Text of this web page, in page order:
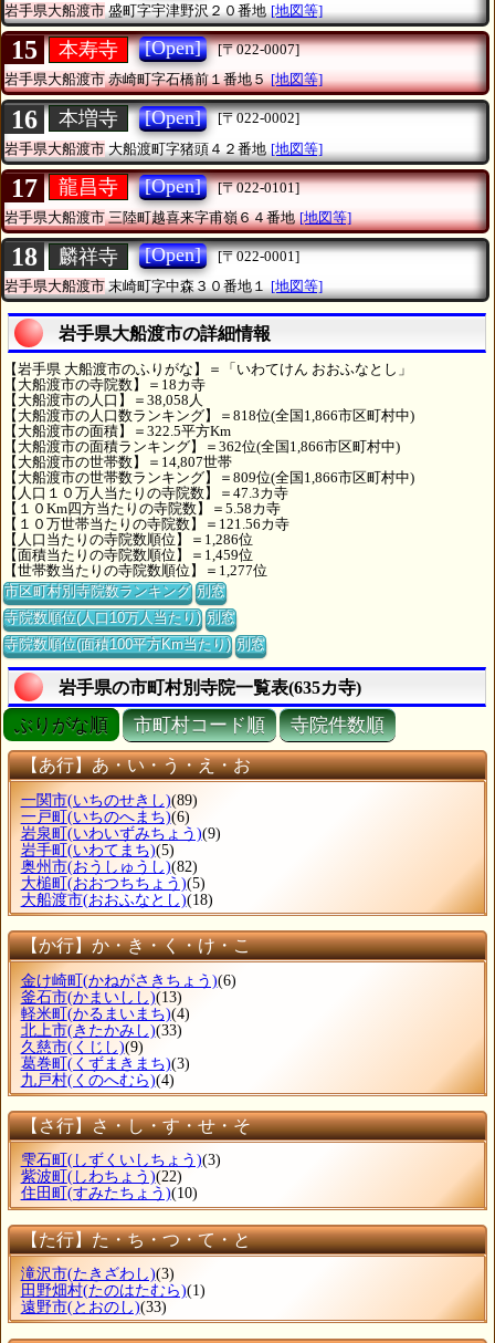
岩手県大船渡市 盛町字宇津野沢２０番地 [地図等]
15 本寿寺 [Open]
[〒022-0007]
岩手県大船渡市赤崎町字石橋前１番地５ [地図等]
16 本増寺 [Open]
[〒022-0002]
岩手県大船渡市 大船渡町字猪頭４２番地 [地図等]
17 龍昌寺 [Open]
[〒022-0101]
岩手県大船渡市三陸町越喜来字甫嶺６４番地 [地図等]
18 麟祥寺 [Open]
[〒022-0001]
岩手県大船渡市末崎町字中森３０番地１ [地図等]
岩手県大船渡市の詳細情報
【岩手県 大船渡市のふりがな】＝「いわてけん おおふなとし」
【大船渡市の寺院数】＝18カ寺
【大船渡市の人口】＝38,058人
【大船渡市の人口数ランキング】＝818位(全国1,866市区町村中)
【大船渡市の面積】＝322.5平方Km
【大船渡市の面積ランキング】＝362位(全国1,866市区町村中)
【大船渡市の世帯数】＝14,807世帯
【大船渡市の世帯数ランキング】＝809位(全国1,866市区町村中)
【人口１０万人当たりの寺院数】＝47.3カ寺
【１０Km四方当たりの寺院数】＝5.58カ寺
【１０万世帯当たりの寺院数】＝121.56カ寺
【人口当たりの寺院数順位】＝1,286位
【面積当たりの寺院数順位】＝1,459位
【世帯数当たりの寺院数順位】＝1,277位
市区町村別寺院数ランキング 別窓
寺院数順位(人口10万人当たり) 別窓
寺院数順位(面積100平方Km当たり) 別窓
岩手県の市町村別寺院一覧表(635カ寺)
ぶりがな順 市町村コード順 寺院件数順
【あ行】あ・い・う・え・お
一関市(いちのせきし)(89)
一戸町 (いちのへまち)(6)
岩泉町 (いわいずみちょう)(9)
岩手町 (いわてまち)(5)
奥州市(おうしゅうし)(82)
大槌町 (おおつちちょう)(5)
大船渡市(おおふなとし)(18)
【か行】か・き・く・け・こ
金け崎町(かねがさきちょう)(6)
釜石市(かまいしし)(13)
軽米町(かるまいまち)(4)
北上市(きたかみし)(33)
久慈市(くじし)(9)
葛巻町(くずまきまち)(3)
九戸村(くのへむら)(4)
【さ行】さ・し・す・せ・そ
雫石町 (しずくいしちょう)(3)
紫波町 (しわちょう)(22)
住田町 (すみたちょう)(10)
【た行】た・ち・つ・て・と
滝沢市(たきざわし)(3)
田野畑村(たのはたむら)(1)
遠野市(とおのし)(33)